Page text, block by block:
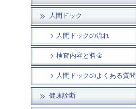
人間ドック
人間ドックの流れ
検査内容と料金
人間ドックのよくある質問
健康診断